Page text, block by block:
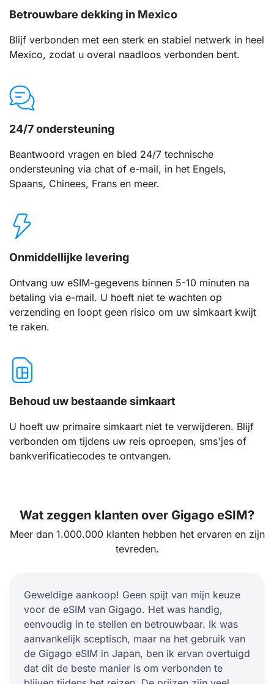
Betrouwbare dekking in Mexico
Blijf verbonden met een sterk en stabiel netwerk in heel
Mexico, zodat u overal naadloos verbonden bent.
24/7 ondersteuning
Beantwoord vragen en bied 24/7 technische
ondersteuning via chat of e-mail, in het Engels,
Spaans, Chinees, Frans en meer.
Onmiddellijke levering
Ontvang uw eSIM-gegevens binnen 5-10 minuten na
betaling via e-mail. U hoeft niet te wachten op
verzending en loopt geen risico om uw simkaart kwijt
te raken.
Behoud uw bestaande simkaart
U hoeft uw primaire simkaart niet te verwijderen. Blijf
verbonden om tijdens uw reis oproepen, sms'jes of
bankverificatiecodes te ontvangen.
Wat zeggen klanten over Gigago eSIM?
Meer dan 1.000.000 klanten hebben het ervaren en zijn
tevreden.
Geweldige aankoop! Geen spijt van mijn keuze
voor de eSIM van Gigago. Het was handig,
eenvoudig in te stellen en betrouwbaar. Ik was
aanvankelijk sceptisch, maar na het gebruik van
de Gigago eSIM in Japan, ben ik ervan overtuigd
dat dit de beste manier is om verbonden te